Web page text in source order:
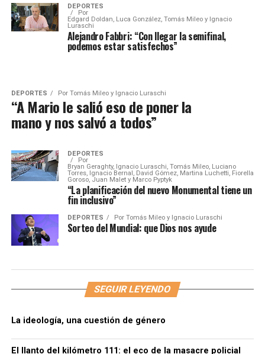
DEPORTES
Por
Edgard Doldan, Luca González, Tomás Mileo y Ignacio
Luraschi
Alejandro Fabbri: “Con llegar la semifinal,
podemos estar satisfechos”
DEPORTES Por Tomás Mileo y Ignacio Luraschi
“A Mario le salió eso de poner la
mano y nos salvó a todos”
DEPORTES
Por
Bryan Geraghty, Ignacio Luraschi, Tomás Mileo, Luciano
Torres, Ignacio Bernal, David Gómez, Martina Luchetti, Fiorella
Goroso, Juan Malet y Marco Pyptyk
“La planificación del nuevo Monumental tiene un
fin inclusivo”
DEPORTES Por Tomás Mileo y Ignacio Luraschi
Sorteo del Mundial: que Dios nos ayude
SEGUIR LEYENDO
La ideología, una cuestión de género
El llanto del kilómetro 111: el eco de la masacre policial